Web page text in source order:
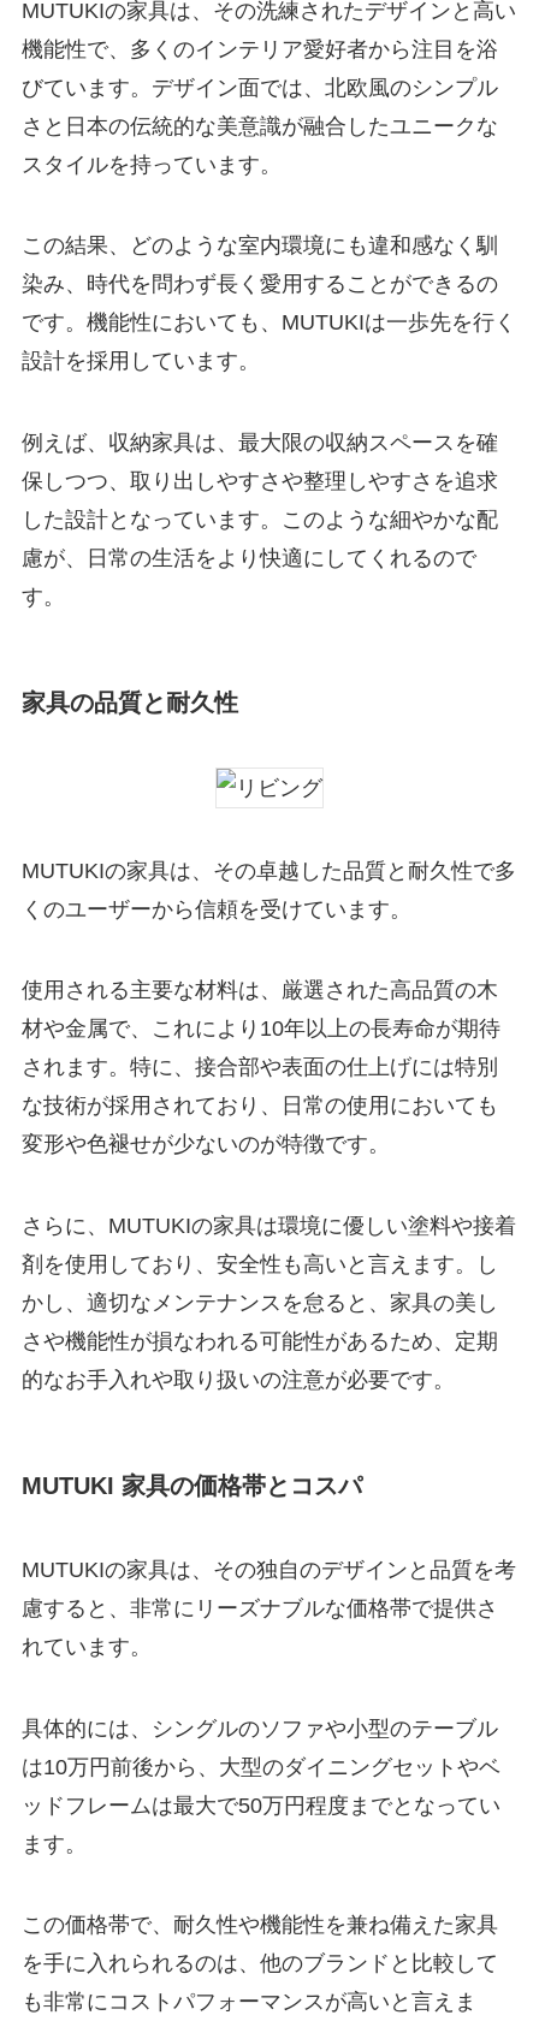
MUTUKIの家具は、その洗練されたデザインと高い
機能性で、多くのインテリア愛好者から注目を浴
びています。デザイン面では、北欧風のシンプル
さと日本の伝統的な美意識が融合したユニークな
スタイルを持っています。
この結果、どのような室内環境にも違和感なく馴
染み、時代を問わず長く愛用することができるの
です。機能性においても、MUTUKIは一歩先を行く
設計を採用しています。
例えば、収納家具は、最大限の収納スペースを確
保しつつ、取り出しやすさや整理しやすさを追求
した設計となっています。このような細やかな配
慮が、日常の生活をより快適にしてくれるので
す。
家具の品質と耐久性
MUTUKIの家具は、その卓越した品質と耐久性で多
くのユーザーから信頼を受けています。
使用される主要な材料は、厳選された高品質の木
材や金属で、これにより10年以上の長寿命が期待
されます。特に、接合部や表面の仕上げには特別
な技術が採用されており、日常の使用においても
変形や色褪せが少ないのが特徴です。
さらに、MUTUKIの家具は環境に優しい塗料や接着
剤を使用しており、安全性も高いと言えます。し
かし、適切なメンテナンスを怠ると、家具の美し
さや機能性が損なわれる可能性があるため、定期
的なお手入れや取り扱いの注意が必要です。
MUTUKI 家具の価格帯とコスパ
MUTUKIの家具は、その独自のデザインと品質を考
慮すると、非常にリーズナブルな価格帯で提供さ
れています。
具体的には、シングルのソファや小型のテーブル
は10万円前後から、大型のダイニングセットやベ
ッドフレームは最大で50万円程度までとなってい
ます。
この価格帯で、耐久性や機能性を兼ね備えた家具
を手に入れられるのは、他のブランドと比較して
も非常にコストパフォーマンスが高いと言えま